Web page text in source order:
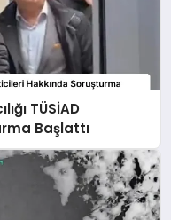
TÜSİAD
Başlattı